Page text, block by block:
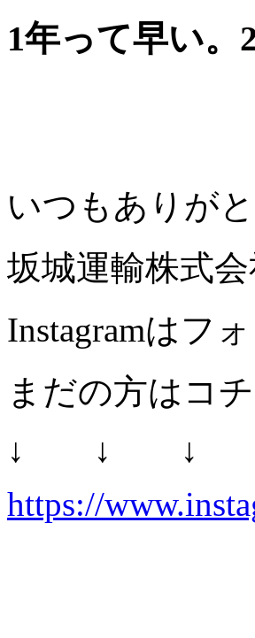
1年って早い。
いつもありが
坂城運輸株式
Instagramはフ
まだの方はコチ
↓ ↓
https://